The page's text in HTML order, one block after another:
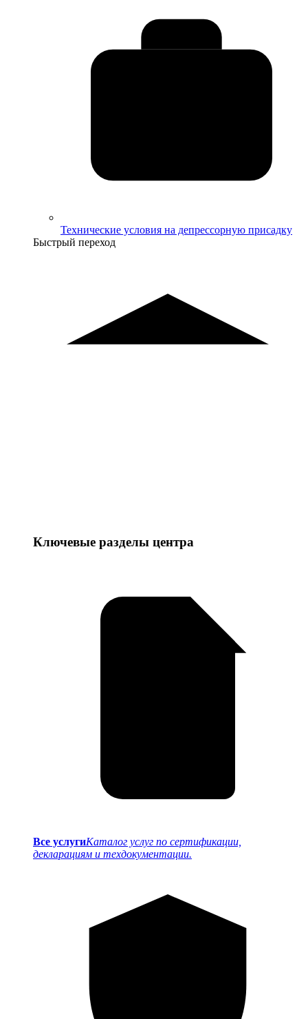
Технические условия на депрессорную присадку
Быстрый переход
Ключевые разделы центра
Все услугиКаталог услуг по сертификации,
декларациям и техдокументации.